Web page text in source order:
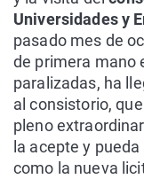
Universidades y
pasado mes de
de primera mano
paralizadas, ha
al consistorio,
pleno
la acepte y
como la nueva